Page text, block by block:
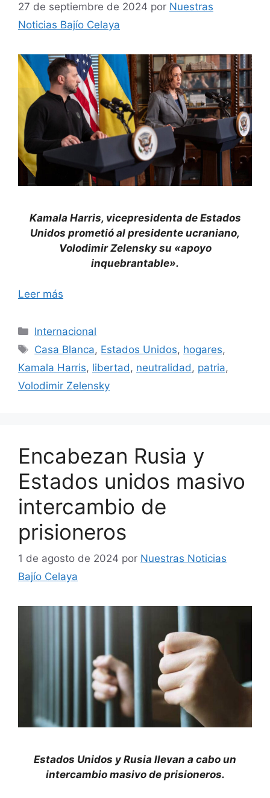
27 de septiembre de 2024 por Nuestras
Noticias Bajío Celaya
Kamala Harris, vicepresidenta de Estados
Unidos prometió al presidente ucraniano,
Volodimir Zelensky su «apoyo
inquebrantable».
Leer más
Categorías
Internacional
Etiquetas
Casa Blanca, Estados Unidos, hogares,
Kamala Harris, libertad , neutralidad , patria,
Volodimir Zelensky
Encabezan Rusia y
Estados unidos masivo
intercambio de
prisioneros
1 de agosto de 2024 por Nuestras Noticias
Bajío Celaya
Estados Unidos y Rusia llevan a cabo un
intercambio masivo de prisioneros.